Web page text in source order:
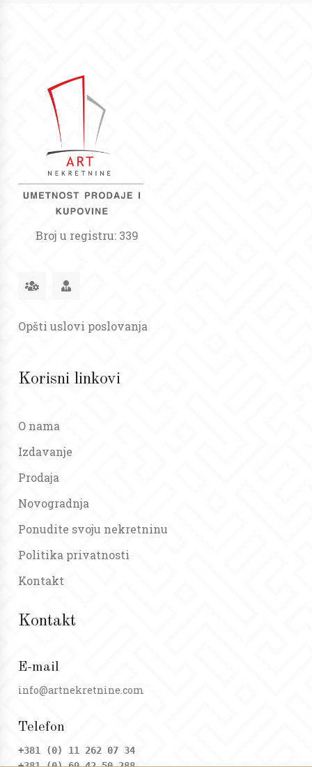
Broj u registru: 339
Opšti uslovi poslovanja
Korisni linkovi
O nama
Izdavanje
Prodaja
Novogradnja
Ponudite svoju nekretninu
Politika privatnosti
Kontakt
Kontakt
E-mail
info@artnekretnine.com
Telefon
+381 (0) 11 262 07 34